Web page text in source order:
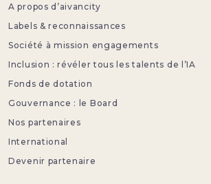
A propos d’aivancity
Labels & reconnaissances
Société à mission engagements
Inclusion : révéler tous les talents de l’IA
Fonds de dotation
Gouvernance : le Board
Nos partenaires
International
Devenir partenaire